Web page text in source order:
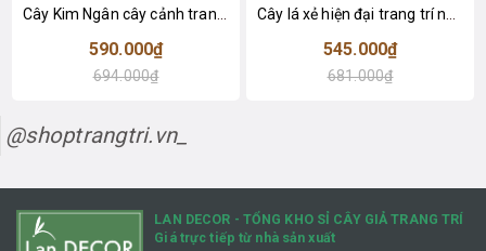
590.000₫
694.000₫
545.000₫
681.000₫
@shoptrangtri.vn_
LAN DECOR - TỔNG KHO SỈ CÂY GIẢ TRANG TRÍ
Giá trực tiếp từ nhà sản xuất